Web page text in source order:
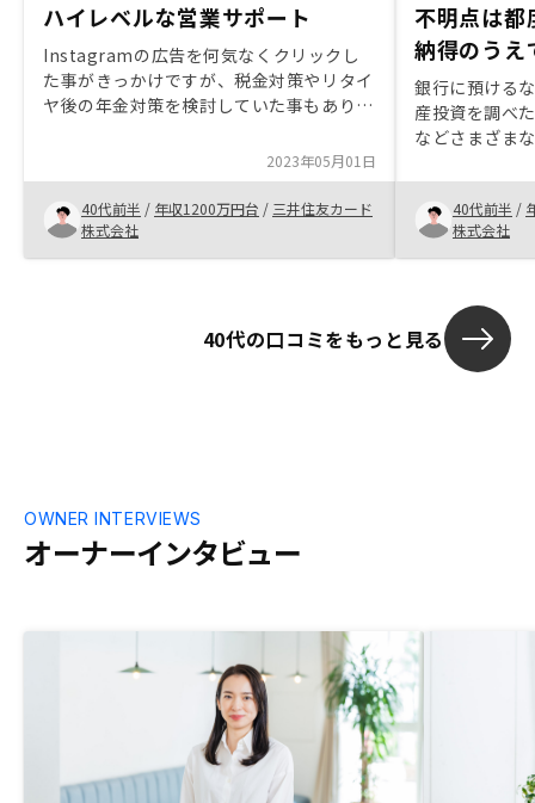
ハイレベルな営業サポート
Instagramの広告を何気なくクリックし
た事がきっかけですが、税金対策やリタイ
ヤ後の年金対策を検討していた事もあり、
ろ、大きなリスクはないと判断できた為、
やってみることにしました。 判断までの
過程では営業担当の方々が非常にハイレベ
ルなサポートをして頂き、終始安心して進
める事が出来ました。
2023年05月01日
40代前半 / 年収1200万円台 / 三井住友カード
株式会社
不明点は都
納得のうえ
銀行に預ける
産投資を調べ
などさまざま
と、購入から
ており、安心
40代前半 /
株式会社
40代の口コミをもっと見る
オーナーインタビュー
OWNER INTERVIEWS